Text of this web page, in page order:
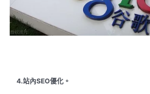
4.站內SEO優化。